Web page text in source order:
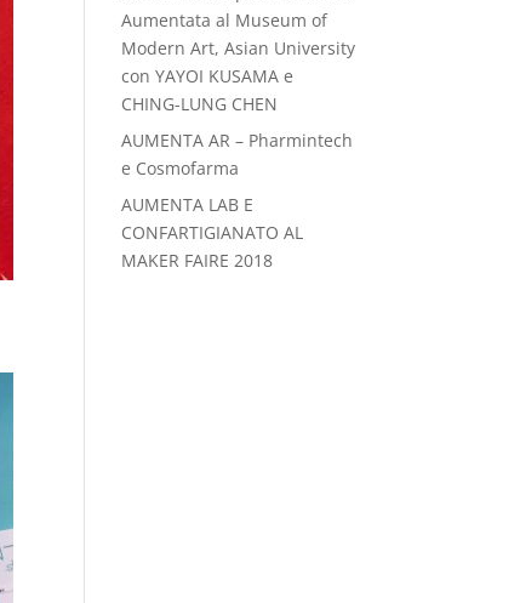
Aumentata al Museum of
Modern Art, Asian University
con YAYOI KUSAMA e
CHING-LUNG CHEN
AUMENTA AR – Pharmintech
e Cosmofarma
AUMENTA LAB E
CONFARTIGIANATO AL
MAKER FAIRE 2018